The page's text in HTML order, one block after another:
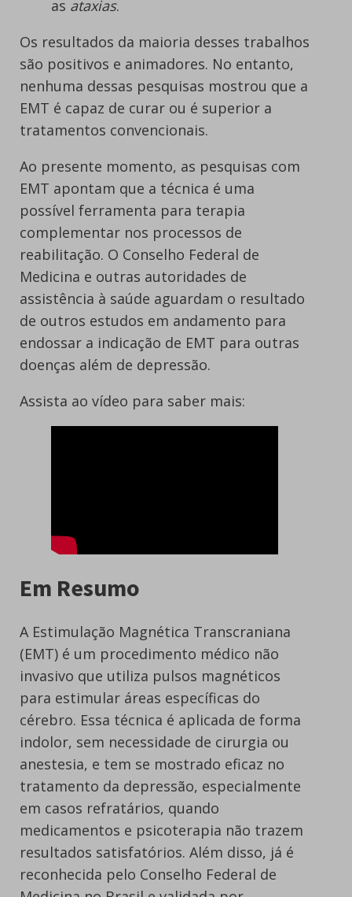
as ataxias.
Os resultados da maioria desses trabalhos
são positivos e animadores. No entanto,
nenhuma dessas pesquisas mostrou que a
EMT é capaz de curar ou é superior a
tratamentos convencionais.
Ao presente momento, as pesquisas com
EMT apontam que a técnica é uma
possível ferramenta para terapia
complementar nos processos de
reabilitação. O Conselho Federal de
Medicina e outras autoridades de
assistência à saúde aguardam o resultado
de outros estudos em andamento para
endossar a indicação de EMT para outras
doenças além de depressão.
Assista ao vídeo para saber mais:
Em Resumo
A Estimulação Magnética Transcraniana
(EMT) é um procedimento médico não
invasivo que utiliza pulsos magnéticos
para estimular áreas específicas do
cérebro. Essa técnica é aplicada de forma
indolor, sem necessidade de cirurgia ou
anestesia, e tem se mostrado eficaz no
tratamento da depressão, especialmente
em casos refratários, quando
medicamentos e psicoterapia não trazem
resultados satisfatórios. Além disso, já é
reconhecida pelo Conselho Federal de